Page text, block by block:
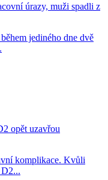
úrazy, muži spadli z
jediného dne dvě
opět uzavřou
komplikace. Kvůli